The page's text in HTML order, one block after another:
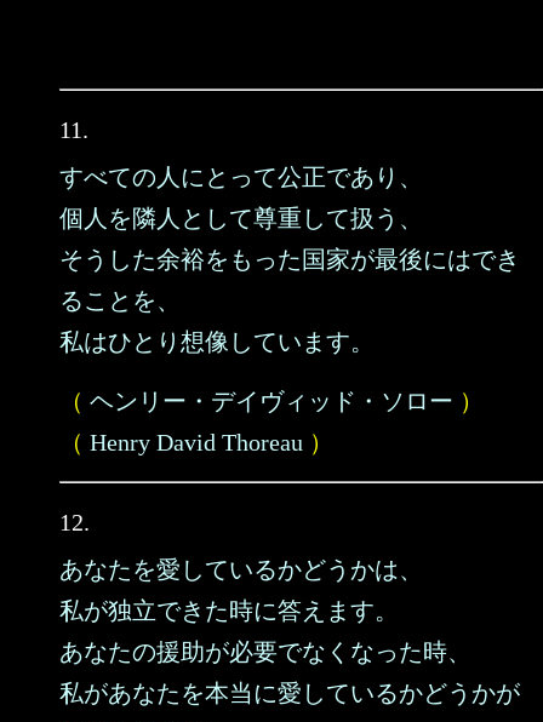
11.
すべての人にとって公正であり、
個人を隣人として尊重して扱う、
そうした余裕をもった国家が最後にはでき
ることを、
私はひとり想像しています。
（ ヘンリー・デイヴィッド・ソロー ）
（ Henry David Thoreau ）
12.
あなたを愛しているかどうかは、
私が独立できた時に答えます。
あなたの援助が必要でなくなった時、
私があなたを本当に愛しているかどうかが